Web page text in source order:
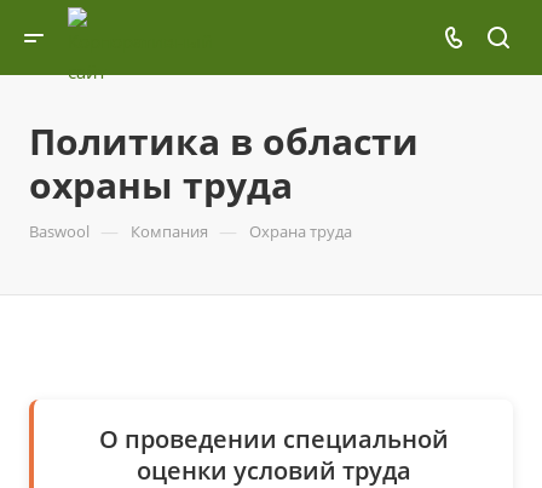
Политика в области
охраны труда
Baswool — Компания — Охрана труда
О проведении специальной
оценки условий труда